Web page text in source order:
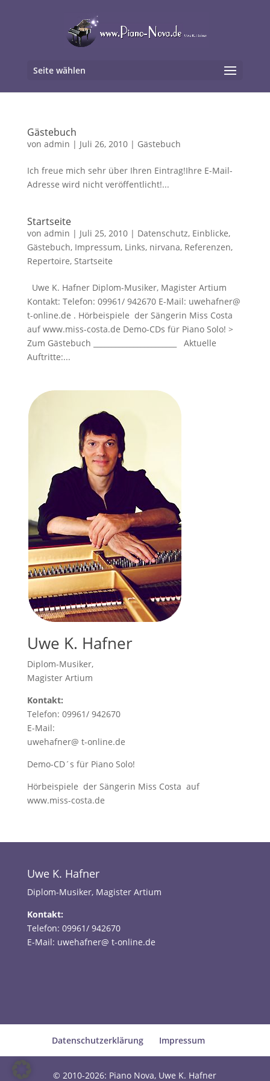
Seite wählen
Gästebuch
von admin | Juli 26, 2010| Gästebuch
Ich freue mich sehr über Ihren Eintrag!Ihre E-Mail-
Adresse wird nicht veröffentlicht!...
Startseite
von admin | Juli 25, 2010| Datenschutz, Einblicke,
Gästebuch, Impressum, Links, nirvana, Referenzen,
Repertoire, Startseite
Uwe K. Hafner Diplom-Musiker, Magister Artium
Kontakt: Telefon: 09961/ 942670 E-Mail: uwehafner@
t-online.de . Hörbeispiele der Sängerin Miss Costa
auf www.miss-costa.de Demo-CDs für Piano Solo! >
Zum Gästebuch _______________________ Aktuelle
Auftritte:...
Uwe K. Hafner
Diplom-Musiker,
Magister Artium
Kontakt:
Telefon: 09961/ 942670
E-Mail:
uwehafner@ t-online.de
Demo-CD´s für Piano Solo!
Hörbeispiele der Sängerin Miss Costa auf
www.miss-costa.de
Uwe K. Hafner
Diplom-Musiker, Magister Artium
Kontakt:
Telefon: 09961/ 942670
E-Mail: uwehafner@ t-online.de
Datenschutzerklärung Impressum
© 2010-2026: Piano Nova, Uwe K. Hafner